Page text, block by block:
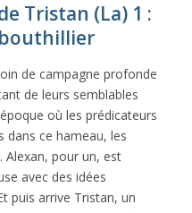
Tristan (La) 1 :
de campagne profonde
de leurs semblables
où les prédicateurs
dans ce hameau, les
pour un, est
avec des idées
puis arrive Tristan, un